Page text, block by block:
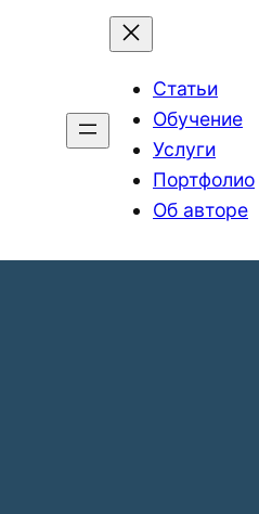
Статьи
Обучение
Услуги
Портфолио
Об авторе